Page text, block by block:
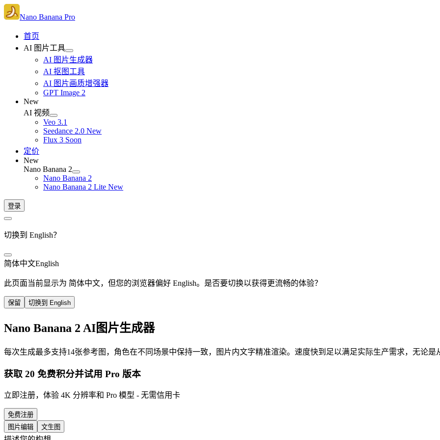
Nano Banana Pro
首页
AI 图片工具
AI 图片生成器
AI 抠图工具
AI 图片画质增强器
GPT Image 2
New
AI 视频
Veo 3.1
Seedance 2.0 New
Flux 3 Soon
定价
New
Nano Banana 2
Nano Banana 2
Nano Banana 2 Lite New
登录
切换到 English？
简体中文English
此页面当前显示为 简体中文，但您的浏览器偏好 English。是否要切换以获得更流畅的体验？
保留 切换到 English
Nano Banana 2 AI图片生成器
每次生成最多支持14张参考图，角色在不同场景中保持一致，图片内文字精准渲染。速度快到足以满足实际生产需求，无论是
获取 20 免费积分并试用 Pro 版本
立即注册，体验 4K 分辨率和 Pro 模型 - 无需信用卡
免费注册
图片编辑
文生图